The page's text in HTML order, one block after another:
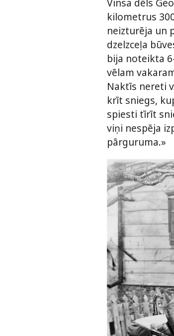
kilometrus
neizturēja un
dzelzceļa
bija noteikta
vēlam
Naktīs nereti
krīt sniegs,
spiesti tīrīt
viņi nespēja
pārguruma.»